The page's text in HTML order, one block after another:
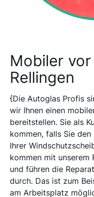
Mobiler
Rellingen
{Die Autoglas Profis
wir Ihnen einen
bereitstellen. Sie als
kommen, falls Sie
Ihrer
kommen mit unserem
und führen die
durch. Das ist zum
am Arbeitsplatz